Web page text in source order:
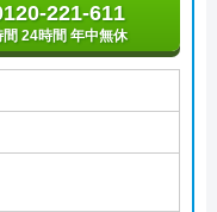
221-611
間 24時間 年中無休